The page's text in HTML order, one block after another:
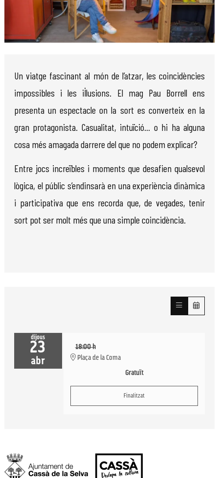
Un viatge fascinant al món de l’atzar, les coincidències
impossibles i les il·lusions. El mag Pau Borrell ens
presenta un espectacle on la sort es converteix en la
gran protagonista. Casualitat, intuïció... o hi ha alguna
cosa més amagada darrere del que no podem explicar?
Entre jocs increïbles i moments que desafien qualsevol
lògica, el públic s’endinsarà en una experiència dinàmica
i participativa que ens recorda que, de vegades, tenir
sort pot ser molt més que una simple coincidència.
dijous
23
abr
18:00 h
Plaça de la Coma
Gratuït
Finalitzat